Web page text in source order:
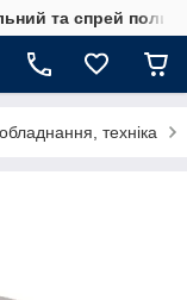
та спрей полив,
техніка